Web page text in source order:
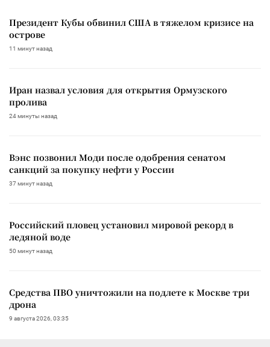
Президент Кубы обвинил США в тяжелом кризисе на
острове
11 минут назад
Иран назвал условия для открытия Ормузского
пролива
24 минуты назад
Вэнс позвонил Моди после одобрения сенатом
санкций за покупку нефти у России
37 минут назад
Российский пловец установил мировой рекорд в
ледяной воде
50 минут назад
Средства ПВО уничтожили на подлете к Москве три
дрона
9 августа 2026, 03:35